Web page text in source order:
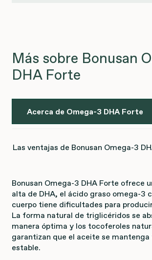
Más sobre Bonusan
DHA Forte
Acerca de Omega-3 DHA Forte
Las ventajas de Bonusan Omega-3
Bonusan Omega-3 DHA Forte ofrece
alta de DHA, el ácido graso omega-3
cuerpo tiene dificultades para
La forma natural de triglicéridos se
manera óptima y los tocoferoles
garantizan que el aceite se
estable.